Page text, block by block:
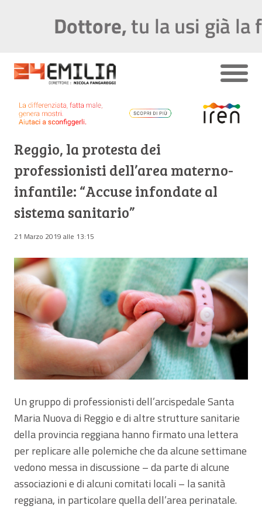
Reggio, la protesta dei
professionisti dell’area materno-
infantile: “Accuse infondate al
sistema sanitario”
21 Marzo 2019 alle 13:15
Un gruppo di professionisti dell’arcispedale Santa
Maria Nuova di Reggio e di altre strutture sanitarie
della provincia reggiana hanno firmato una lettera
per replicare alle polemiche che da alcune settimane
vedono messa in discussione – da parte di alcune
associazioni e di alcuni comitati locali – la sanità
reggiana, in particolare quella dell’area perinatale.